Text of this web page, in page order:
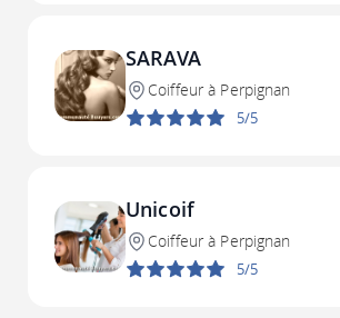
SARAVA
Coiffeur à Perpignan
5/5
Unicoif
Coiffeur à Perpignan
5/5